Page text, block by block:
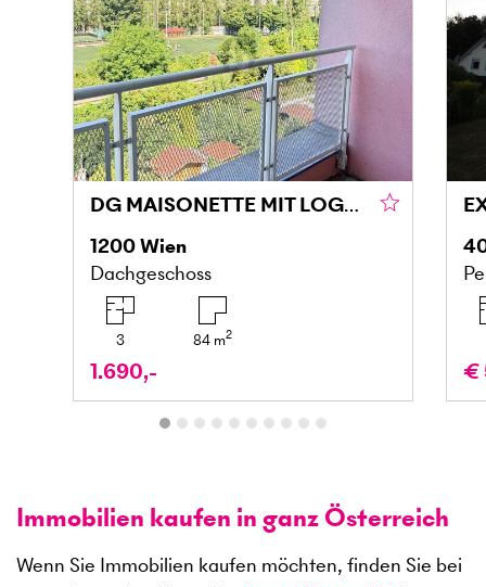
DG MAISONETTE MIT LOGGIA UND GRÜNBLICK IN DONAU NÄHE
1200Wien
Dachgeschoss
3 84m2
1.690,- €
Immobilien kaufen in ganz Österreich
Wenn Sie Immobilien kaufen möchten, finden Sie bei